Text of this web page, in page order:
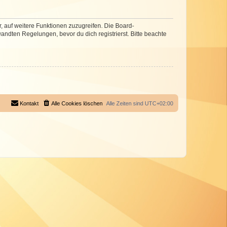
auf weitere Funktionen zuzugreifen. Die Board-
Regelungen, bevor du dich registrierst. Bitte beachte
Alle Zeiten sind UTC+02:00
Alle Cookies löschen
Kontakt